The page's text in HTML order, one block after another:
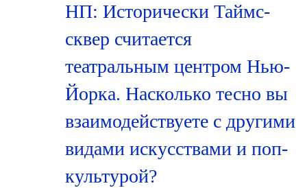
НП: Исторически Таймс-
сквер считается
театральным центром Нью-
Йорка. Насколько тесно вы
взаимодействуете с другими
видами искусствами и поп-
культурой?